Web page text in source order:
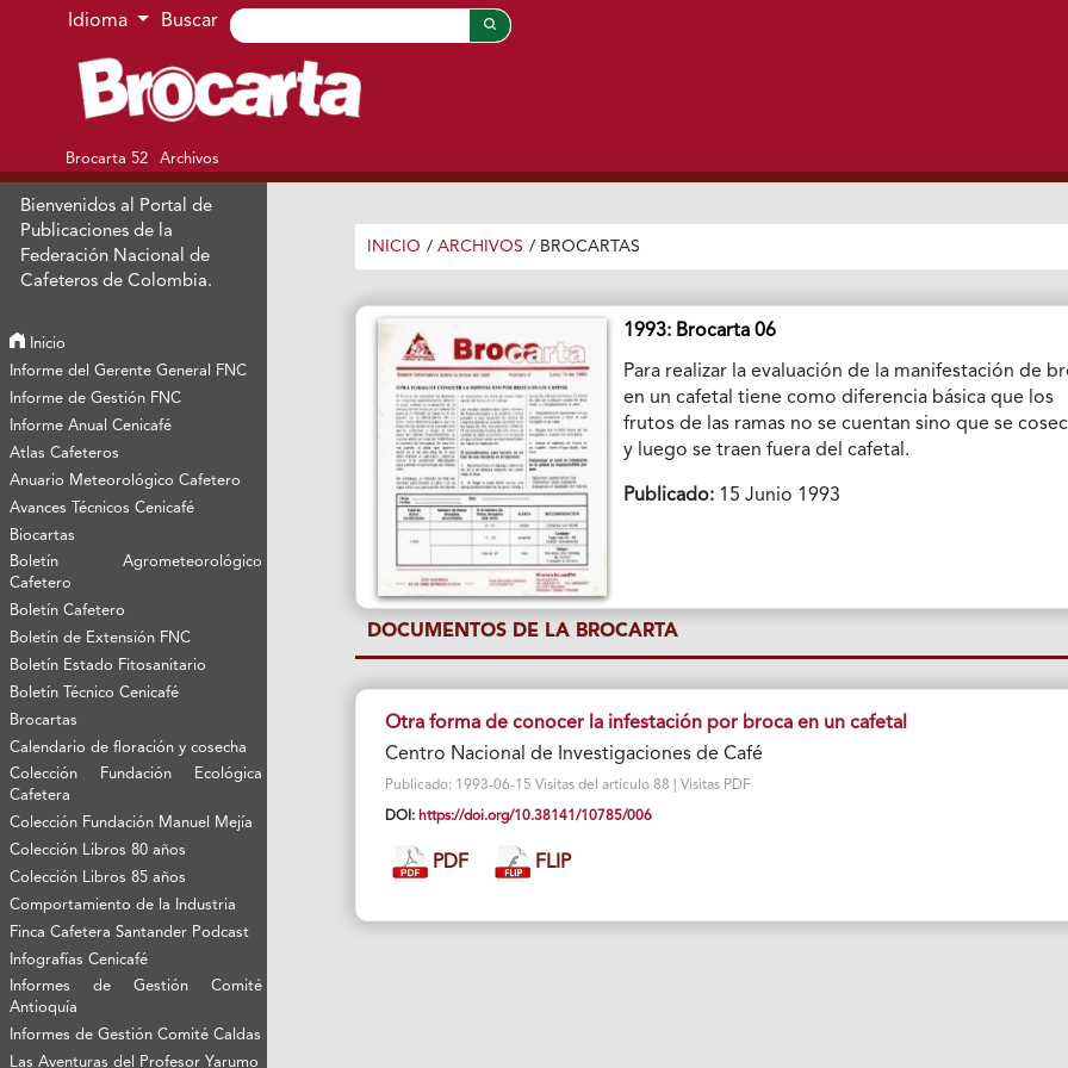
Ir al menú de navegación principal
Ir al contenido principal
Ir al pie de página del sitio
Idioma Buscar
Brocarta 52 Archivos
Bienvenidos al Portal de
Publicaciones de la
Federación Nacional de
Cafeteros de Colombia.
Inicio
Informe del Gerente General FNC
Informe de Gestión FNC
Informe Anual Cenicafé
Atlas Cafeteros
Anuario Meteorológico Cafetero
Avances Técnicos Cenicafé
Biocartas
Boletín Agrometeorológico
Cafetero
Boletín Cafetero
Boletín de Extensión FNC
Boletín Estado Fitosanitario
Boletín Técnico Cenicafé
Brocartas
Calendario de floración y cosecha
Colección Fundación Ecológica
Cafetera
Colección Fundación Manuel Mejía
Colección Libros 80 años
Colección Libros 85 años
Comportamiento de la Industria
Finca Cafetera Santander Podcast
Infografías Cenicafé
Informes de Gestión Comité
Antioquía
Informes de Gestión Comité Caldas
Las Aventuras del Profesor Yarumo
INICIO / ARCHIVOS / BROCARTAS
1993: Brocarta 06
Para realizar la evaluación de la manifestación de
en un cafetal tiene como diferencia básica que los
frutos de las ramas no se cuentan sino que se
y luego se traen fuera del cafetal.
Publicado: 15 Junio 1993
DOCUMENTOS DE LA BROCARTA
Otra forma de conocer la infestación por broca en un cafetal
Centro Nacional de Investigaciones de Café
Publicado: 1993-06-15 Visitas del artículo 88 | Visitas PDF
DOI: https://doi.org/10.38141/10785/006
PDF FLIP